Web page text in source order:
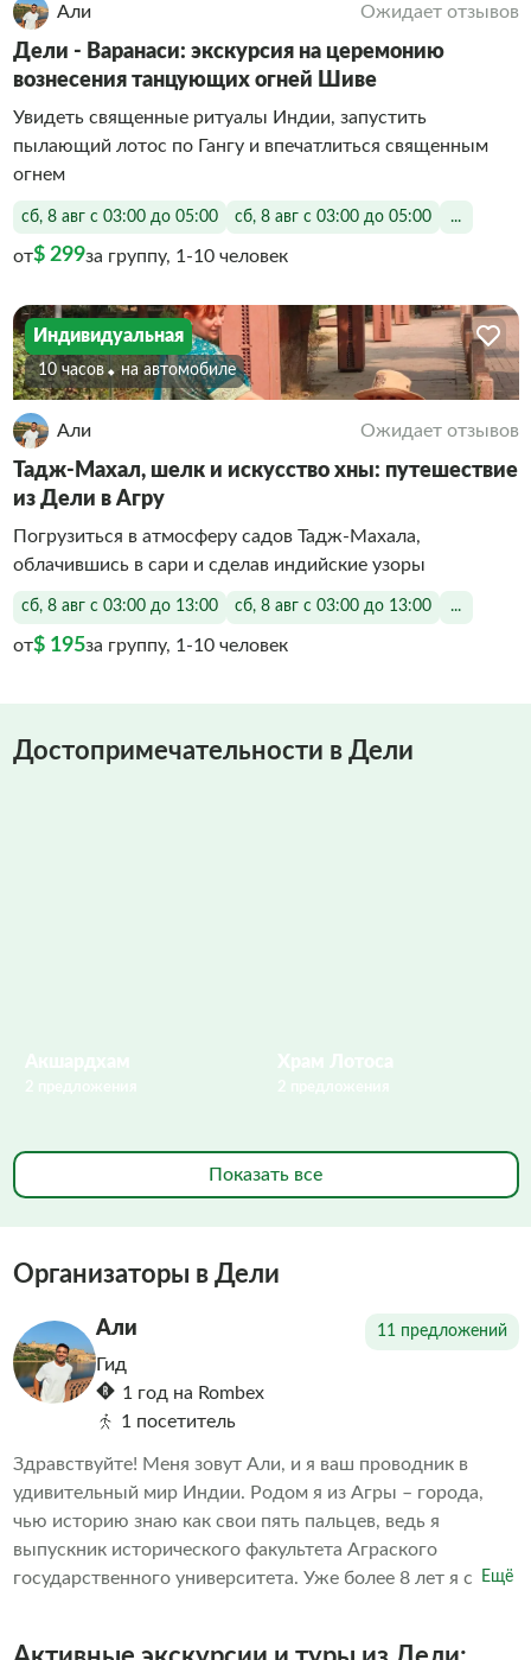
Али Ожидает отзывов
Дели - Варанаси: экскурсия на церемонию
вознесения танцующих огней Шиве
Увидеть священные ритуалы Индии, запустить
пылающий лотос по Гангу и впечатлиться священным
огнем
сб, 8 авг с 03:00 до 05:00 сб, 8 авг с 03:00 до 05:00 ...
от$ 299за группу, 1-10 человек
Индивидуальная
10 часов На автомобиле
Али Ожидает отзывов
Тадж-Махал, шелк и искусство хны: путешествие
из Дели в Агру
Погрузиться в атмосферу садов Тадж-Махала,
облачившись в сари и сделав индийские узоры
сб, 8 авг с 03:00 до 13:00 сб, 8 авг с 03:00 до 13:00 ...
от$ 195за группу, 1-10 человек
Достопримечательности в Дели
Показать все
Организаторы в Дели
Али 11 предложений
Гид
1 год на Rombex
1 посетитель
Здравствуйте! Меня зовут Али, и я ваш проводник в
удивительный мир Индии. Родом я из Агры – города,
чью историю знаю как свои пять пальцев, ведь я
выпускник исторического факультета Аграского
государственного университета. Уже более 8 лет я с
Ещё